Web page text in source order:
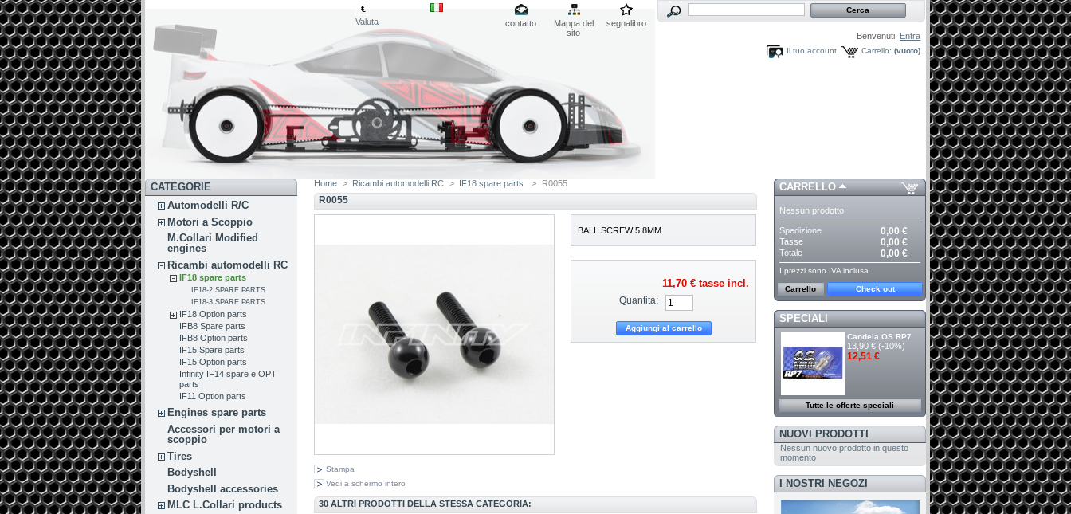
€
Valuta
contatto
Mappa del
sito
segnalibro
Benvenuti, Entra
Carrello: (vuoto)
Il tuo account
CATEGORIE
Automodelli R/C
Motori a Scoppio
M.Collari Modified
engines
Ricambi automodelli RC
IF18 spare parts
IF18-2 SPARE PARTS
IF18-3 SPARE PARTS
IF18 Option parts
IFB8 Spare parts
IFB8 Option parts
IF15 Spare parts
IF15 Option parts
Infinity IF14 spare e OPT
parts
IF11 Option parts
Engines spare parts
Accessori per motori a
scoppio
Tires
Bodyshell
Bodyshell accessories
MLC L.Collari products
Home > Ricambi automodelli RC > IF18 spare parts > R0055
R0055
Stampa
Vedi a schermo intero
BALL SCREW 5.8MM
11,70 €tasse incl.
Quantità:
30 ALTRI PRODOTTI DELLA STESSA CATEGORIA:
CARRELLO
Nessun prodotto
Spedizione 0,00 €
Tasse 0,00 €
Totale 0,00 €
I prezzi sono IVA inclusa
Carrello Check out
SPECIALI
Candela OS RP7
13,90 € (-10%)
12,51 €
Tutte le offerte speciali
NUOVI PRODOTTI
Nessun nuovo prodotto in questo
momento
I NOSTRI NEGOZI